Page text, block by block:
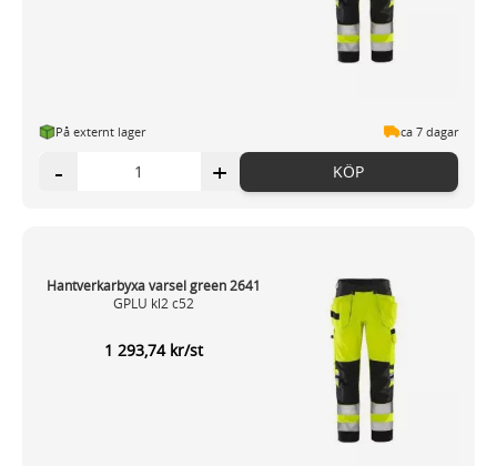
På externt lager ca 7 dagar
- + KÖP
Hantverkarbyxa varsel green 2641
GPLU kl2 c52
1 293,74 kr/st